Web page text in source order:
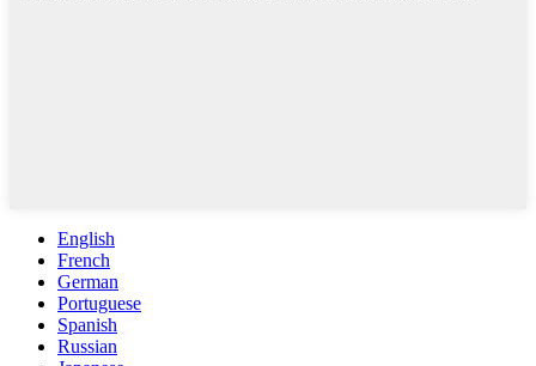
English
French
German
Portuguese
Spanish
Russian